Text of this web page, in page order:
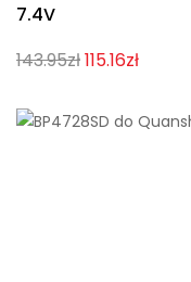
7.4V
143.95zł115.16zł